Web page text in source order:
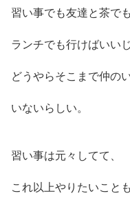
習い事でも友達と茶でも
ランチでも行けばいい
どうやらそこまで仲の
いないらしい。
習い事は元々してて、
これ以上やりたいこと